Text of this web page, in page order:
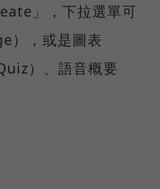
」，下拉選單可
），或是圖表
）、語音概要